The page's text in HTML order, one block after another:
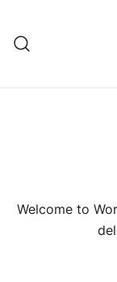
Inhalt
Welcome to